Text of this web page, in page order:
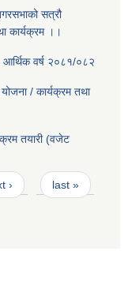
सत्रौ
कार्यक्रम ।।
आर्थिक वर्ष २०८१/०८२
/ कार्यक्रम तथा
तयारी (वजेट
› last »